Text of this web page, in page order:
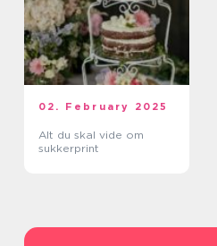
02. February 2025
Alt du skal vide om
sukkerprint